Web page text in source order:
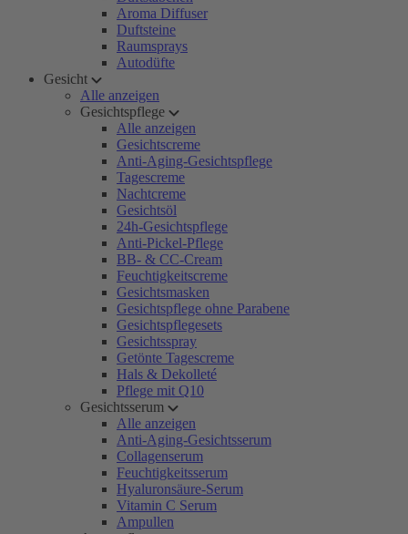
Aroma Diffuser
Duftsteine
Raumsprays
Autodüfte
Gesicht
Alle anzeigen
Gesichtspflege
Alle anzeigen
Gesichtscreme
Anti-Aging-Gesichtspflege
Tagescreme
Nachtcreme
Gesichtsöl
24h-Gesichtspflege
Anti-Pickel-Pflege
BB- & CC-Cream
Feuchtigkeitscreme
Gesichtsmasken
Gesichtspflege ohne Parabene
Gesichtspflegesets
Gesichtsspray
Getönte Tagescreme
Hals & Dekolleté
Pflege mit Q10
Gesichtsserum
Alle anzeigen
Anti-Aging-Gesichtsserum
Collagenserum
Feuchtigkeitsserum
Hyaluronsäure-Serum
Vitamin C Serum
Ampullen